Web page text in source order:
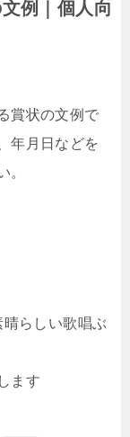
例｜個人向
賞状の文例で
年月日などを
。
らしい歌唱ぶ
ます